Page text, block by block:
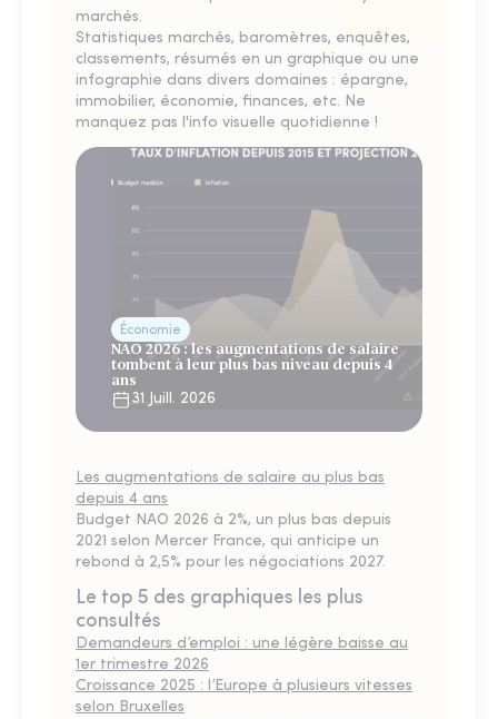
marchés.
Statistiques marchés, baromètres, enquêtes,
classements, résumés en un graphique ou une
infographie dans divers domaines : épargne,
immobilier, économie, finances, etc. Ne
manquez pas l'info visuelle quotidienne !
Économie
NAO 2026 : les augmentations de salaire
tombent à leur plus bas niveau depuis 4
ans
31 Juill. 2026
Les augmentations de salaire au plus bas
depuis 4 ans
Budget NAO 2026 à 2%, un plus bas depuis
2021 selon Mercer France, qui anticipe un
rebond à 2,5% pour les négociations 2027.
Le top 5 des graphiques les plus
consultés
Demandeurs d’emploi : une légère baisse au
1er trimestre 2026
Croissance 2025 : l’Europe à plusieurs vitesses
selon Bruxelles